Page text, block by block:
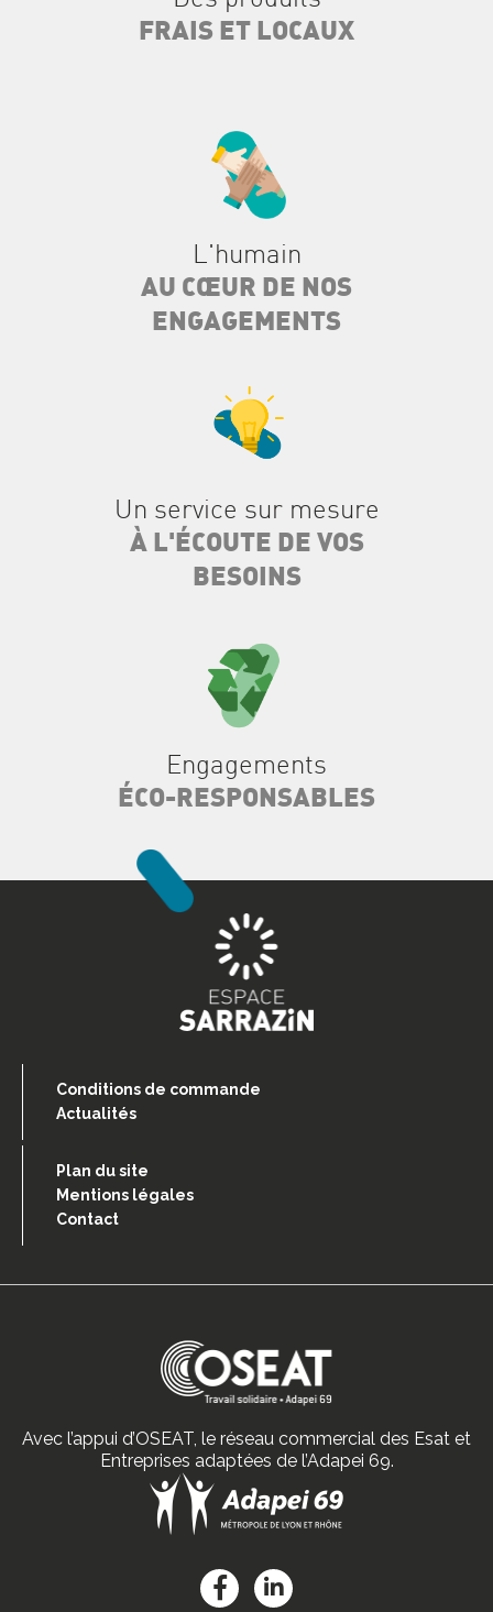
FRAIS ET LOCAUX
L'humain
AU CŒUR DE NOS
ENGAGEMENTS
Un service sur mesure
À L'ÉCOUTE DE VOS
BESOINS
Engagements
ÉCO-RESPONSABLES
Conditions de commande
Actualités
Plan du site
Mentions légales
Contact
Avec l’appui d’OSEAT, le réseau commercial des Esat et
Entreprises adaptées de l’Adapei 69.